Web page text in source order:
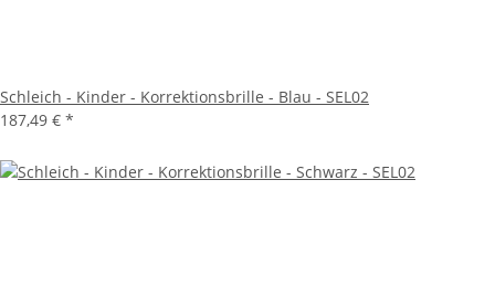
Schleich - Kinder - Korrektionsbrille - Blau - SEL02
187,49 € *